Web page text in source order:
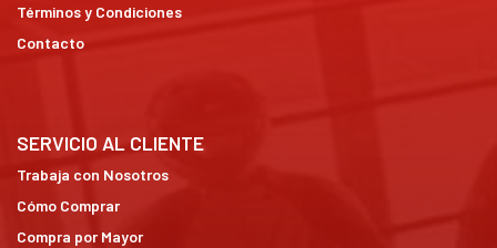
Términos y Condiciones
Contacto
SERVICIO AL CLIENTE
Trabaja con Nosotros
Cómo Comprar
Compra por Mayor